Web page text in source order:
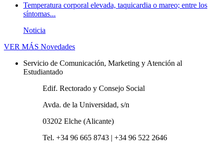
Temperatura corporal elevada, taquicardia o mareo; entre los
síntomas...
Noticia
VER MÁS Novedades
Servicio de Comunicación, Marketing y Atención al
Estudiantado
Edif. Rectorado y Consejo Social
Avda. de la Universidad, s/n
03202 Elche (Alicante)
Tel. +34 96 665 8743 | +34 96 522 2646